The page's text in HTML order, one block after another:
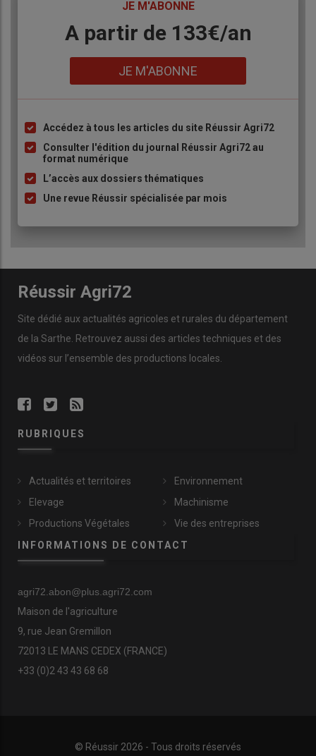
JE M'ABONNE
BodyA partir de 133€/an
JE M'ABONNE
Liste
à
puce
Accédez à tous les articles du site Réussir Agri72
Consulter l'édition du journal Réussir Agri72 au
format numérique
L’accès aux dossiers thématiques
Une revue Réussir spécialisée par mois
Réussir Agri72
Site dédié aux actualités agricoles et rurales du département
de la Sarthe. Retrouvez aussi des articles techniques et des
vidéos sur l’ensemble des productions locales.
RUBRIQUES
Actualités et territoires
Elevage
Productions Végétales
Environnement
Machinisme
Vie des entreprises
INFORMATIONS DE CONTACT
agri72.abon@plus.agri72.com
Maison de l'agriculture
9, rue Jean Gremillon
72013 LE MANS CEDEX (FRANCE)
+33 (0)2 43 43 68 68
© Réussir 2026 - Tous droits réservés